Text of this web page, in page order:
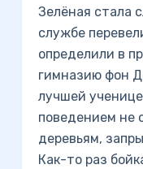
Зелёная стала
службе
определили в
гимназию фон
лучшей
поведением не
деревьям,
Как-то раз